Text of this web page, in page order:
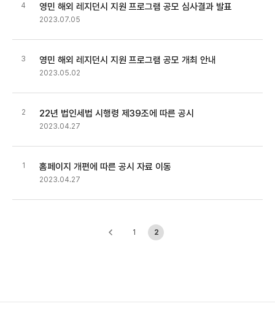
4 영민 해외 레지던시 지원 프로그램 공모 심사결과 발표
2023.07.05
3 영민 해외 레지던시 지원 프로그램 공모 개최 안내
2023.05.02
2 22년 법인세법 시행령 제39조에 따른 공시
2023.04.27
1 홈페이지 개편에 따른 공시 자료 이동
2023.04.27
1 2